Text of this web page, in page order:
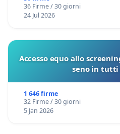
36 Firme / 30 giorni
24 Jul 2026
Accesso equo allo
seno in
1 646 firme
32 Firme / 30 giorni
5 Jan 2026